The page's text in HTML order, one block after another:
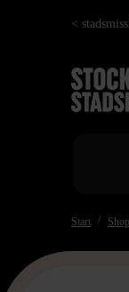
Hoppa
<
Start Shop